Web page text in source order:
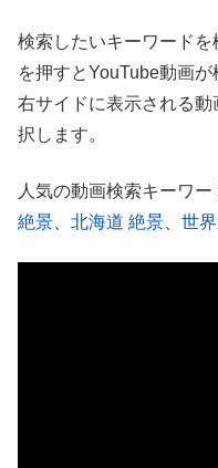
検索したいキーワード
を押すとYouTube動画が
右サイドに表示される
択します。
人気の動画検索キーワー
絶景
北海道 絶景 世